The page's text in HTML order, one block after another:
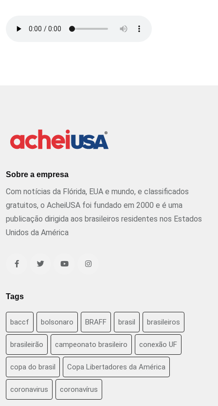
Sobre a empresa
Com notícias da Flórida, EUA e mundo, e classificados
gratuitos, o AcheiUSA foi fundado em 2000 e é uma
publicação dirigida aos brasileiros residentes nos Estados
Unidos da América
Tags
baccf bolsonaro BRAFF brasil brasileiros
brasileirão campeonato brasileiro conexão UF
copa do brasil Copa Libertadores da América
coronavirus coronavírus